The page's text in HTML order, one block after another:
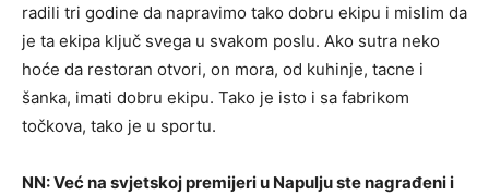
radili tri godine da napravimo tako dobru ekipu i mislim da
je ta ekipa ključ svega u svakom poslu. Ako sutra neko
hoće da restoran otvori, on mora, od kuhinje, tacne i
šanka, imati dobru ekipu. Tako je isto i sa fabrikom
točkova, tako je u sportu.
NN: Već na svjetskoj premijeri u Napulju ste nagrađeni i